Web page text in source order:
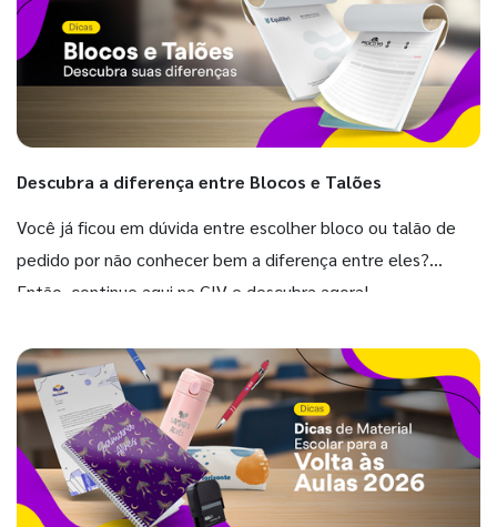
Descubra a diferença entre Blocos e Talões
Você já ficou em dúvida entre escolher bloco ou talão de
pedido por não conhecer bem a diferença entre eles?
Então, continue aqui na GIV e descubra agora!